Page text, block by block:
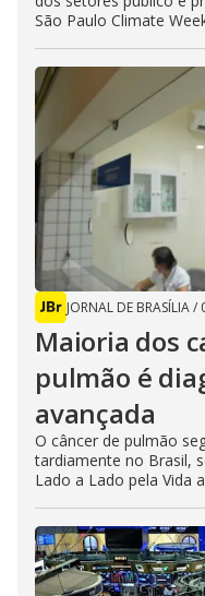
São Paulo Climate
JORNAL DE BRASÍLIA/
Maioria dos
pulmão é
avançada
O câncer de pulmão
tardiamente no Brasil,
Lado a Lado pela Vida